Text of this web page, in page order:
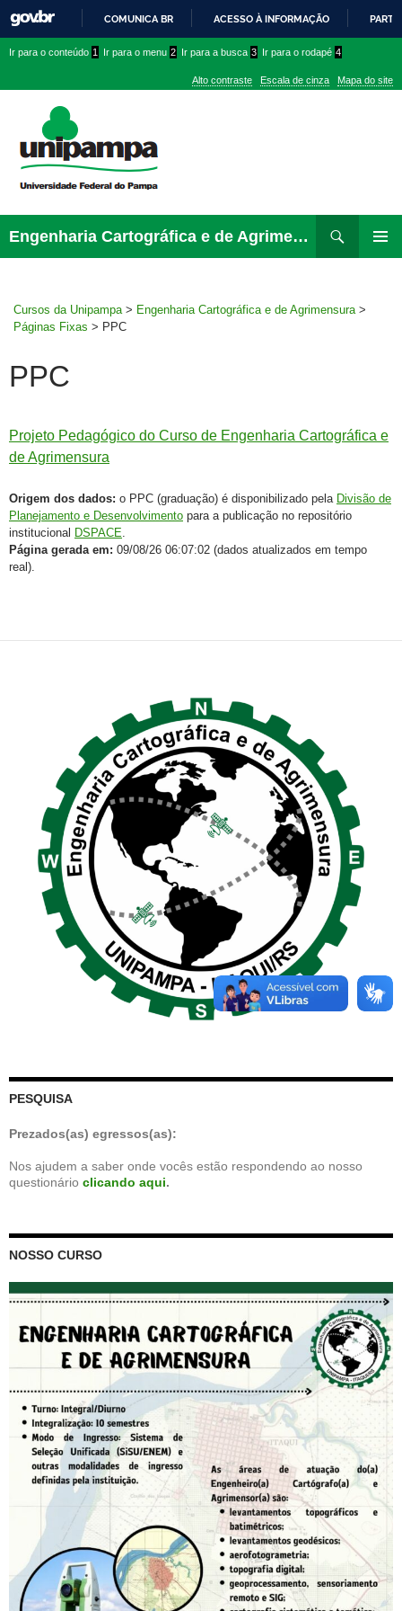
PARA
CONTEÚDO
COMUNICA BR ACESSO À INFORMAÇÃO
conteúdo
menu
superior
menu
Ir para o conteúdo 1 Ir para o menu 2 Ir para a busca 3 Ir para o rodapé 4
Alto contraste Escala de cinza Mapa do site
Engenharia Cartográfica e de Agrimensura
para
Cursos da Unipampa > Engenharia Cartográfica e de Agrimensura >
Páginas Fixas > PPC
PPC
Projeto Pedagógico do Curso de Engenharia Cartográfica e
de Agrimensura
Origem dos dados: o PPC (graduação) é disponibilizado pela Divisão de
Planejamento e Desenvolvimento para a publicação no repositório
institucional DSPACE
Página gerada em: 09/08/26 06:07:02 (dados atualizados em tempo
real).
PESQUISA
Prezados(as) egressos(as):
Nos ajudem a saber onde vocês estão respondendo ao nosso
questionário clicando aqui.
NOSSO CURSO